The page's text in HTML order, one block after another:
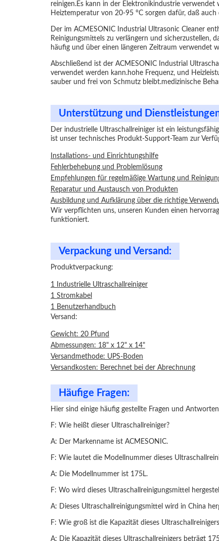
reinigen.Es kann in der Elektronikindustrie
Heiztemperatur von 20-95 °C sorgen dafür, daß
Der im ACMESONIC Industrial Ultrasonic Cleaner
Reinigungsmittels zu verlängern und sicherzustellen,
häufig und über einen längeren Zeitraum verwendet
Abschließend ist der ACMESONIC Industrial
verwendet werden kann.hohe Frequenz, und
sauber und frei von Schmutz bleibt.medizinische
Unterstützung und
Der industrielle Ultraschallreiniger ist ein
ist unser technisches Produkt-Support-Team zur
Installations- und Einrichtungshilfe
Fehlerbehebung und Problemlösung
Empfehlungen für regelmäßige Wartung und
Reparatur und Austausch von Produkten
Ausbildung und Aufklärung über die richtige
Wir verpflichten uns, unseren Kunden einen
funktioniert.
Verpackung und Versand:
Produktverpackung:
1 Industrielle Ultraschallreiniger
1 Stromkabel
1 Benutzerhandbuch
Versand:
Gewicht: 20 Pfund
Abmessungen: 18" x 12" x 14"
Versandmethode: UPS-Boden
Versandkosten: Berechnet bei der Abrechnung
Häufige Fragen:
Hier sind einige häufig gestellte Fragen und
F: Wie heißt dieser Ultraschallreiniger?
A: Der Markenname ist ACMESONIC.
F: Wie lautet die Modellnummer dieses
A: Die Modellnummer ist 175L.
F: Wo wird dieses Ultraschallreinigungsmittel
A: Dieses Ultraschallreinigungsmittel wird in China
F: Wie groß ist die Kapazität dieses
A: Die Kapazität dieses Ultraschallreinigers beträgt